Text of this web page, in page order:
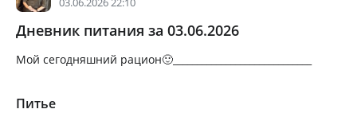
Дневник питания за 03.06.2026
Мой сегодняшний рацион🙂_____________________________
Питье